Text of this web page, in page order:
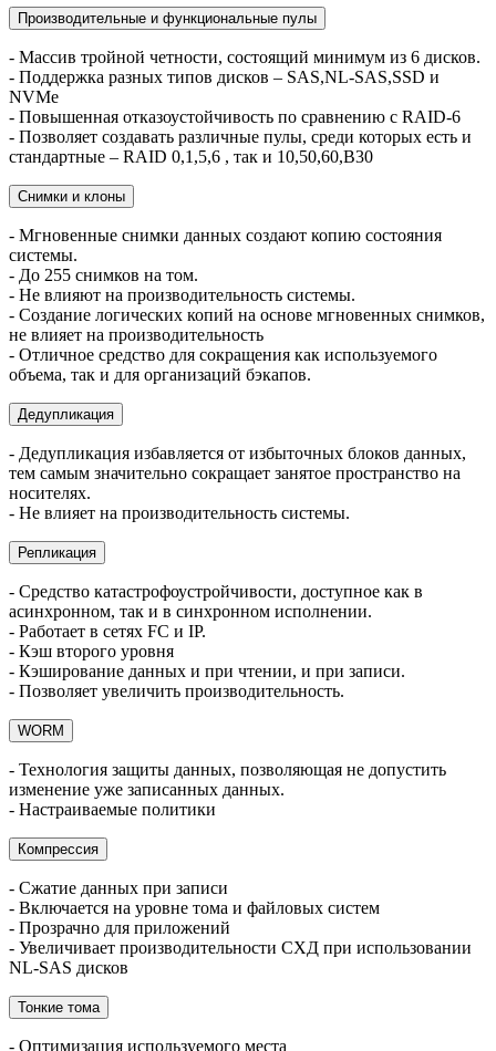
Производительные и функциональные пулы
- Массив тройной четности, состоящий минимум из 6 дисков.
- Поддержка разных типов дисков – SAS,NL-SAS,SSD и
NVMe
- Повышенная отказоустойчивость по сравнению с RAID-6
- Позволяет создавать различные пулы, среди которых есть и
стандартные – RAID 0,1,5,6 , так и 10,50,60,B30
Снимки и клоны
- Мгновенные снимки данных создают копию состояния
системы.
- До 255 снимков на том.
- Не влияют на производительность системы.
- Создание логических копий на основе мгновенных снимков,
не влияет на производительность
- Отличное средство для сокращения как используемого
объема, так и для организаций бэкапов.
Дедупликация
- Дедупликация избавляется от избыточных блоков данных,
тем самым значительно сокращает занятое пространство на
носителях.
- Не влияет на производительность системы.
Репликация
- Средство катастрофоустройчивости, доступное как в
асинхронном, так и в синхронном исполнении.
- Работает в сетях FC и IP.
- Кэш второго уровня
- Кэширование данных и при чтении, и при записи.
- Позволяет увеличить производительность.
WORM
- Технология защиты данных, позволяющая не допустить
изменение уже записанных данных.
- Настраиваемые политики
Компрессия
- Сжатие данных при записи
- Включается на уровне тома и файловых систем
- Прозрачно для приложений
- Увеличивает производительности СХД при использовании
NL-SAS дисков
Тонкие тома
- Оптимизация используемого места